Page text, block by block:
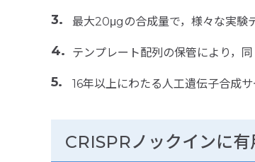
最大20μgの合成量で，様々な実験
テンプレート配列の保管により，
16年以上にわたる人工遺伝子合成
CRISPRノックインに有